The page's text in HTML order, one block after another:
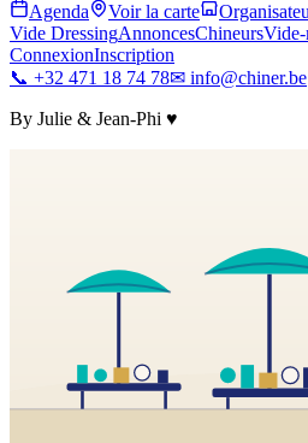
Agenda
Voir la carte
Vide DressingAnnoncesChineursVide-
ConnexionInscription
📞 +32 471 18 74 78✉ info@chiner.be
By Julie & Jean-Phi ♥